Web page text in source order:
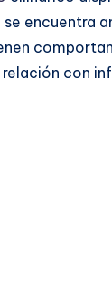
encuentra
relación con